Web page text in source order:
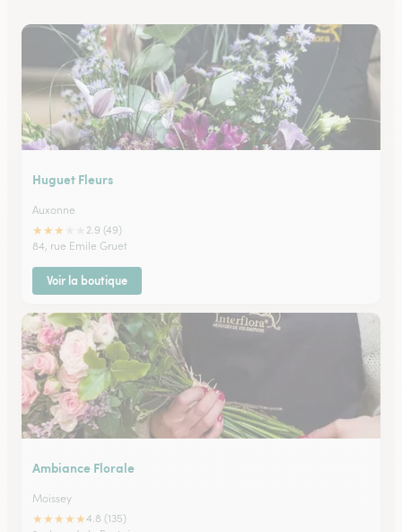
Huguet Fleurs
Auxonne
★★★
2.9 (49)
84, rue Emile Gruet
Voir la boutique
Ambiance Florale
Moissey
★★★★★4.8 (135)